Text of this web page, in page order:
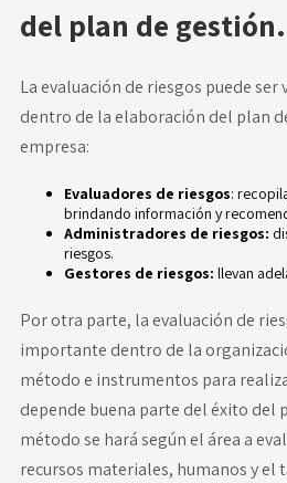
del plan de gestión.
La evaluación de riesgos puede ser
dentro de la elaboración del plan
empresa:
Evaluadores de riesgos:
brindando información y
Administradores de riesgos:
riesgos.
Gestores de riesgos: llevan
Por otra parte, la evaluación de
importante dentro de la
método e instrumentos para
depende buena parte del éxito del
método se hará según el área a
recursos materiales, humanos y el